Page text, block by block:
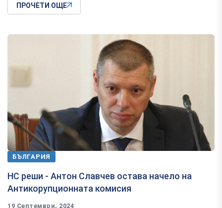
ПРОЧЕТИ ОЩЕ
БЪЛГАРИЯ
НС реши - Антон Славчев остава начело на
Антикорупционната комисия
19 Септември, 2024